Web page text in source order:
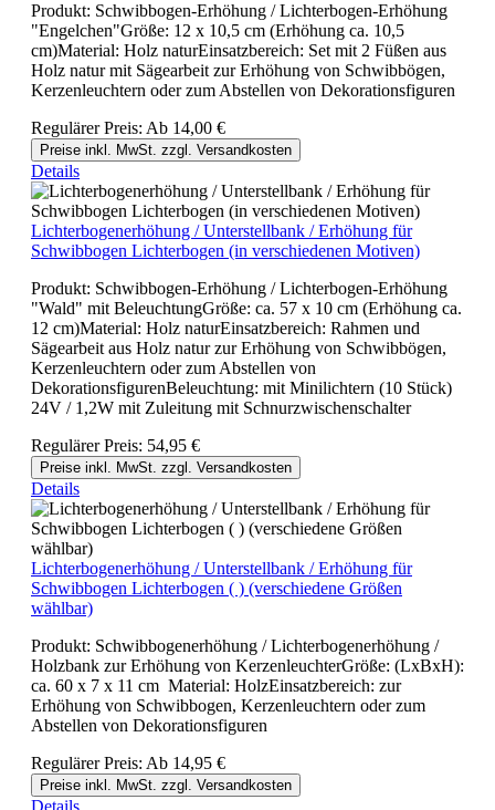
Produkt: Schwibbogen-Erhöhung / Lichterbogen-Erhöhung
"Engelchen"Größe: 12 x 10,5 cm (Erhöhung ca. 10,5
cm)Material: Holz naturEinsatzbereich: Set mit 2 Füßen aus
Holz natur mit Sägearbeit zur Erhöhung von Schwibbögen,
Kerzenleuchtern oder zum Abstellen von Dekorationsfiguren
Regulärer Preis: Ab 14,00 €
Preise inkl. MwSt. zzgl. Versandkosten
Details
Lichterbogenerhöhung / Unterstellbank / Erhöhung für
Schwibbogen Lichterbogen (in verschiedenen Motiven)
Produkt: Schwibbogen-Erhöhung / Lichterbogen-Erhöhung
"Wald" mit BeleuchtungGröße: ca. 57 x 10 cm (Erhöhung ca.
12 cm)Material: Holz naturEinsatzbereich: Rahmen und
Sägearbeit aus Holz natur zur Erhöhung von Schwibbögen,
Kerzenleuchtern oder zum Abstellen von
DekorationsfigurenBeleuchtung: mit Minilichtern (10 Stück)
24V / 1,2W mit Zuleitung mit Schnurzwischenschalter
Regulärer Preis: 54,95 €
Preise inkl. MwSt. zzgl. Versandkosten
Details
Lichterbogenerhöhung / Unterstellbank / Erhöhung für
Schwibbogen Lichterbogen ( ) (verschiedene Größen
wählbar)
Produkt: Schwibbogenerhöhung / Lichterbogenerhöhung /
Holzbank zur Erhöhung von KerzenleuchterGröße: (LxBxH):
ca. 60 x 7 x 11 cm Material: HolzEinsatzbereich: zur
Erhöhung von Schwibbogen, Kerzenleuchtern oder zum
Abstellen von Dekorationsfiguren
Regulärer Preis: Ab 14,95 €
Preise inkl. MwSt. zzgl. Versandkosten
Details